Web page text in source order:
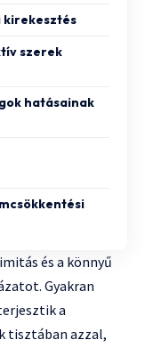
kirekesztés
szerek
hatásainak
és a könnyű
Gyakran
a
tisztában azzal,